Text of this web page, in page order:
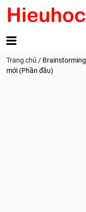
Trang chủ /
mới (Phần đầu)